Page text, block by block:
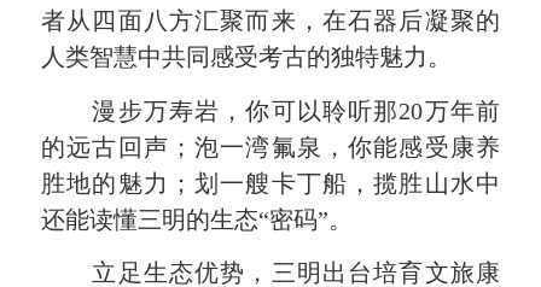
者从四面八方汇聚而来，在石器后凝聚的
人类智慧中共同感受考古的独特魅力。
漫步万寿岩，你可以聆听那20万年前
的远古回声；泡一湾氟泉，你能感受康养
胜地的魅力；划一艘卡丁船，揽胜山水中
还能读懂三明的生态“密码”。
立足生态优势，三明出台培育文旅康